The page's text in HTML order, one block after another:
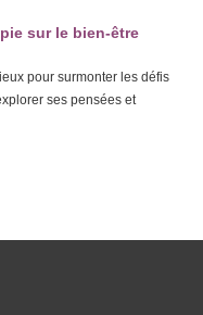
sur le bien-être
pour surmonter les défis
ses pensées et